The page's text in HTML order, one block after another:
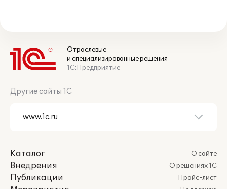
Отраслевые
и специализированные решения
1С:Предприятие
Другие сайты 1С
Каталог
Внедрения
Публикации
О сайте
О решениях 1С
Прайс-лист